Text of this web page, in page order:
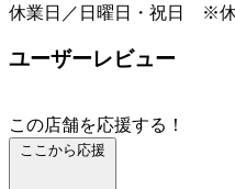
休業日／日曜日・祝日 ※休
ユーザーレビュー
この店舗を応援する！
ここから応援